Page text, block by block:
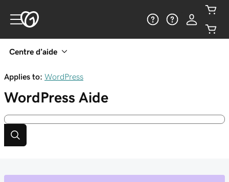
Centre d’aide
Applies to: WordPress
WordPress Aide